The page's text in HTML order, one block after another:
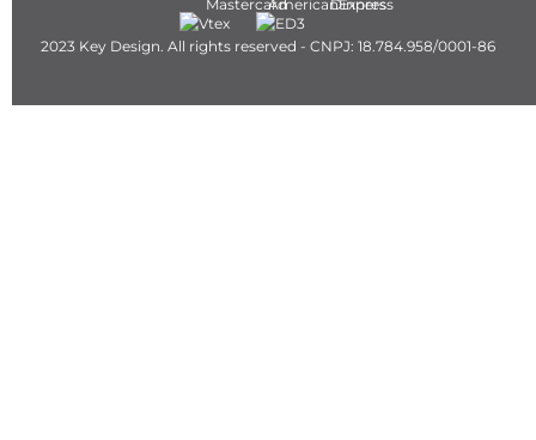
2023 Key Design. All rights reserved - CNPJ: 18.784.958/0001-86